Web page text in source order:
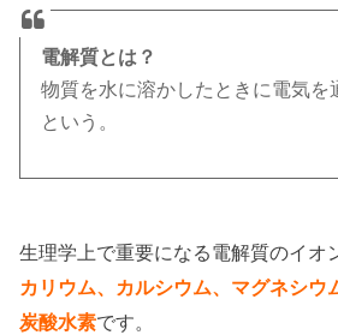
電解質とは？
物質を水に溶かしたときに電気を
という。
生理学上で重要になる電解質のイオ
カリウム、カルシウム、マグネシウ
炭酸水素です。